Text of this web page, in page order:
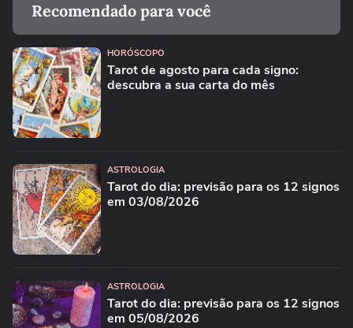
Recomendado para você
HORÓSCOPO
Tarot de agosto para cada signo:
descubra a sua carta do mês
ASTROLOGIA
Tarot do dia: previsão para os 12 signos
em 03/08/2026
ASTROLOGIA
Tarot do dia: previsão para os 12 signos
em 05/08/2026